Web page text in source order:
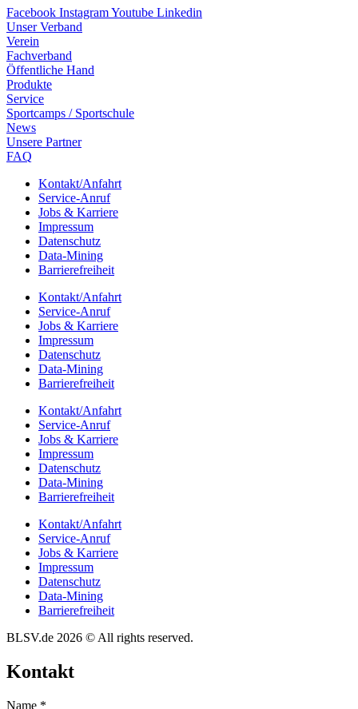
Facebook InstagramYoutube Linkedin
Unser Verband
Verein
Fach­ver­band
Öffent­li­che Hand
Produkte
Service
Sport­camps / Sportschule
News
Unsere Part­ner
FAQ
Kontakt/​​Anfahrt
Service-Anruf
Jobs & Karriere
Impres­sum
Daten­schutz
Data-Mining
Barrie­re­frei­heit
Kontakt/​​Anfahrt
Service-Anruf
Jobs & Karriere
Impres­sum
Daten­schutz
Data-Mining
Barrie­re­frei­heit
Kontakt/​​Anfahrt
Service-Anruf
Jobs & Karriere
Impres­sum
Daten­schutz
Data-Mining
Barrie­re­frei­heit
Kontakt/​​Anfahrt
Service-Anruf
Jobs & Karriere
Impres­sum
Daten­schutz
Data-Mining
Barrie­re­frei­heit
BLSV.de 2026 © All rights reserved.
Kontakt
Name *